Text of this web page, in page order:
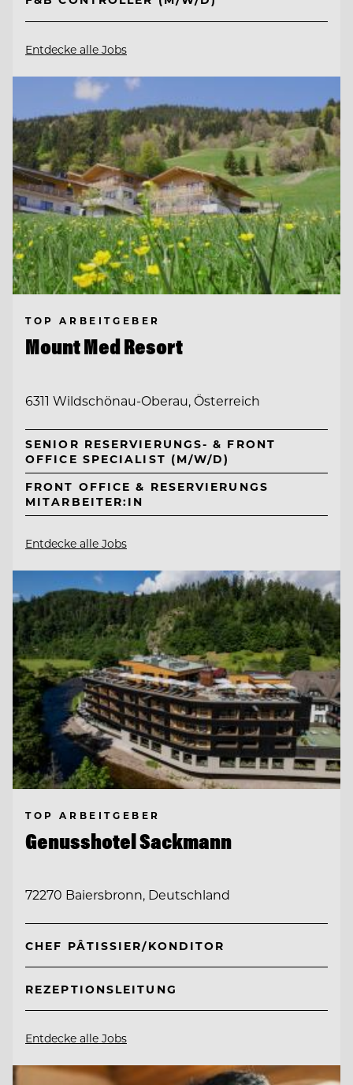
Entdecke alle Jobs
TOP ARBEITGEBER
Mount Med Resort
6311 Wildschönau-Oberau, Österreich
SENIOR RESERVIERUNGS- & FRONT
OFFICE SPECIALIST (M/W/D)
FRONT OFFICE & RESERVIERUNGS
MITARBEITER:IN
Entdecke alle Jobs
TOP ARBEITGEBER
Genusshotel Sackmann
72270 Baiersbronn, Deutschland
CHEF PÂTISSIER/KONDITOR
REZEPTIONSLEITUNG
Entdecke alle Jobs